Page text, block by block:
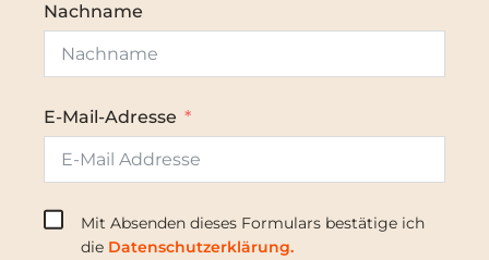
Nachname
E-Mail-Adresse
Mit Absenden dieses Formulars bestätige ich
die Datenschutzerklärung.